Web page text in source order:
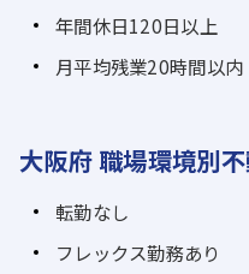
年間休日120日以上
月平均残業20時間以内
大阪府 職場環境別
転勤なし
フレックス勤務あり